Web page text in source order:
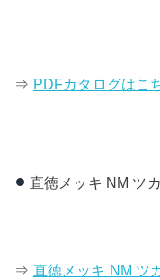
⇒ PDFカタログはこ
直徳メッキ NM ツ
⇒ 直徳メッキ NM ツ